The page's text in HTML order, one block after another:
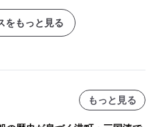
をもっと見る
もっと見る